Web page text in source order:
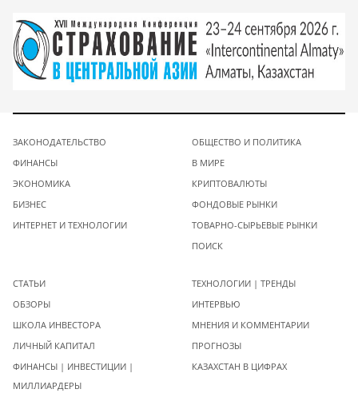
ЗАКОНОДАТЕЛЬСТВО
ФИНАНСЫ
ЭКОНОМИКА
БИЗНЕС
ИНТЕРНЕТ И ТЕХНОЛОГИИ
ОБЩЕСТВО И ПОЛИТИКА
В МИРЕ
КРИПТОВАЛЮТЫ
ФОНДОВЫЕ РЫНКИ
ТОВАРНО-СЫРЬЕВЫЕ РЫНКИ
ПОИСК
СТАТЬИ
ОБЗОРЫ
ШКОЛА ИНВЕСТОРА
ЛИЧНЫЙ КАПИТАЛ
ФИНАНСЫ | ИНВЕСТИЦИИ |
МИЛЛИАРДЕРЫ
ТЕХНОЛОГИИ | ТРЕНДЫ
ИНТЕРВЬЮ
МНЕНИЯ И КОММЕНТАРИИ
ПРОГНОЗЫ
КАЗАХСТАН В ЦИФРАХ